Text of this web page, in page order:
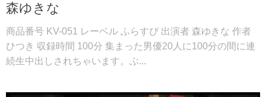
森ゆきな
商品番号 KV-051 レーベル ふらすぴ 出演者 森ゆきな 作者
ひつき 収録時間 100分 集まった男優20人に100分の間に連
続生中出しされちゃいます。ぶ...